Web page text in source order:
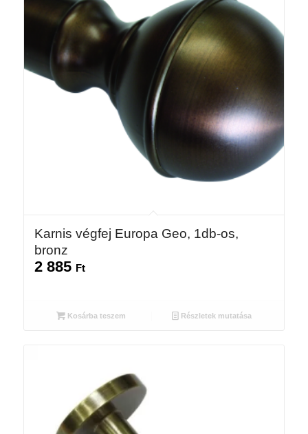
Karnis végfej Europa Geo, 1db-os,
bronz
2 885 Ft
Kosárba teszem Részletek mutatása